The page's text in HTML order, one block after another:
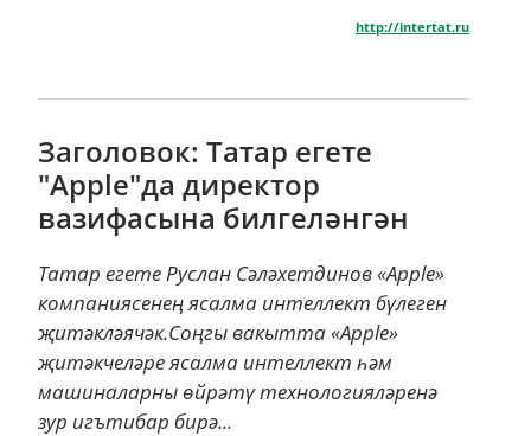
http://intertat.ru
Заголовок: Татар егете
"Аpple"да директор
вазифасына билгеләнгән
Татар егете Руслан Сәләхетдинов «Apple»
компаниясенең ясалма интеллект бүлеген
җитәкләячәк.Соңгы вакытта «Apple»
җитәкчеләре ясалма интеллект һәм
машиналарны өйрәтү технологияләренә
зур игътибар бирә...